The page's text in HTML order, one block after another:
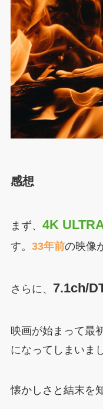
感想
まず、 4K
す。 33年前の映像
さらに、 7.1ch/
映画が始まって最
になってしまいま
懐かしさと結末を